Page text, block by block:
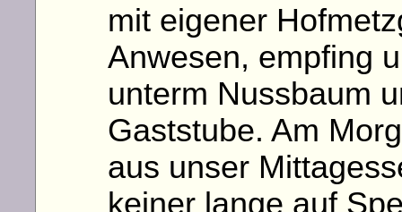
mit eigener
Anwesen, empfing
unterm Nussbaum
Gaststube. Am
aus unser
keiner lange auf